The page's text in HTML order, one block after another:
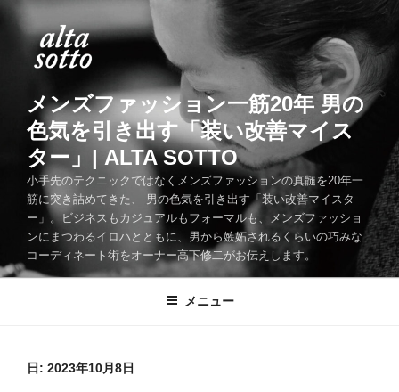
メンズファッション一筋20年 男の
色気を引き出す「装い改善マイス
ター」| ALTA SOTTO
小手先のテクニックではなくメンズファッションの真髄を20年一
筋に突き詰めてきた、 男の色気を引き出す「装い改善マイスタ
ー」。ビジネスもカジュアルもフォーマルも、メンズファッショ
ンにまつわるイロハとともに、男から嫉妬されるくらいの巧みな
コーディネート術をオーナー高下修二がお伝えします。
メニュー
日: 2023年10月8日